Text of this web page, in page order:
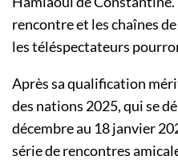
rencontre et les chaînes
les téléspectateurs
Après sa qualification
des nations 2025, qui se
décembre au 18 janvier
série de rencontres